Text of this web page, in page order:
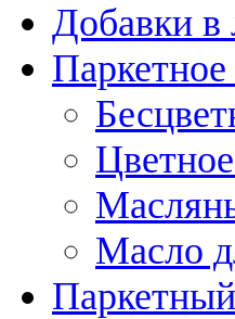
Добавки в
Масло